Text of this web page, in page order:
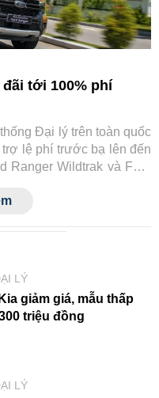
tới 100% phí
Đại lý trên toàn quốc
lệ phí trước bạ lên đến
Ranger Wildtrak và Ford
LÝ
giảm giá, mẫu thấp
triệu đồng
LÝ